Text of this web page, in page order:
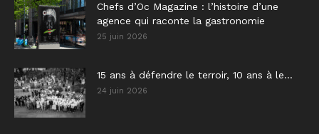
Chefs d’Oc Magazine : l’histoire d’une
agence qui raconte la gastronomie
25 juin 2026
15 ans à défendre le terroir, 10 ans à le...
24 juin 2026